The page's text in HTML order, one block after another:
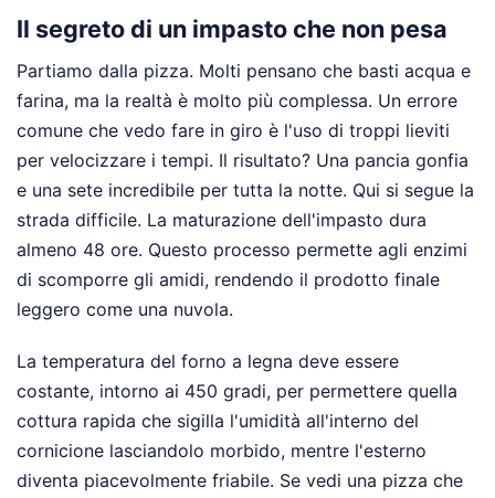
Il segreto di un impasto che non pesa
Partiamo dalla pizza. Molti pensano che basti acqua e
farina, ma la realtà è molto più complessa. Un errore
comune che vedo fare in giro è l'uso di troppi lieviti
per velocizzare i tempi. Il risultato? Una pancia gonfia
e una sete incredibile per tutta la notte. Qui si segue la
strada difficile. La maturazione dell'impasto dura
almeno 48 ore. Questo processo permette agli enzimi
di scomporre gli amidi, rendendo il prodotto finale
leggero come una nuvola.
La temperatura del forno a legna deve essere
costante, intorno ai 450 gradi, per permettere quella
cottura rapida che sigilla l'umidità all'interno del
cornicione lasciandolo morbido, mentre l'esterno
diventa piacevolmente friabile. Se vedi una pizza che